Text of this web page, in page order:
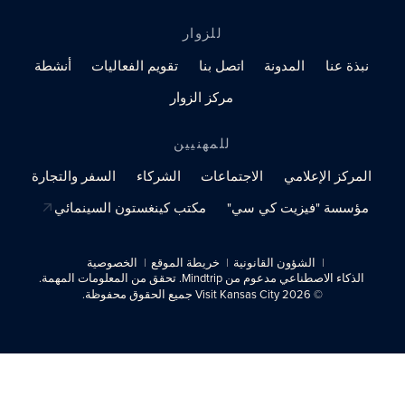
للزوار
نبذة عنا
المدونة اتصل بنا تقويم الفعاليات
أنشطة
مركز الزوار
للمهنيين
المركز الإعلامي
الاجتماعات الشركاء
السفر والتجارة
مؤسسة "فيزيت كي سي"
مكتب كينغستون السينمائي
الشؤون القانونية خريطة الموقع
الخصوصية
الذكاء الاصطناعي مدعوم من Mindtrip. تحقق من المعلومات المهمة.
© 2026 Visit Kansas City جميع الحقوق محفوظة.